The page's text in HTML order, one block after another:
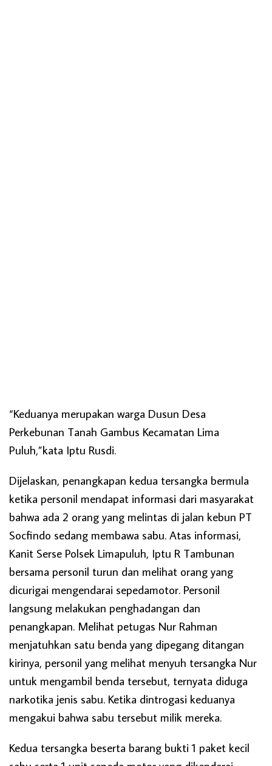
“Keduanya merupakan warga Dusun Desa
Perkebunan Tanah Gambus Kecamatan Lima
Puluh,”kata Iptu Rusdi.
Dijelaskan, penangkapan kedua tersangka bermula
ketika personil mendapat informasi dari masyarakat
bahwa ada 2 orang yang melintas di jalan kebun PT
Socfindo sedang membawa sabu. Atas informasi,
Kanit Serse Polsek Limapuluh, Iptu R Tambunan
bersama personil turun dan melihat orang yang
dicurigai mengendarai sepedamotor. Personil
langsung melakukan penghadangan dan
penangkapan. Melihat petugas Nur Rahman
menjatuhkan satu benda yang dipegang ditangan
kirinya, personil yang melihat menyuh tersangka Nur
untuk mengambil benda tersebut, ternyata diduga
narkotika jenis sabu. Ketika dintrogasi keduanya
mengakui bahwa sabu tersebut milik mereka.
Kedua tersangka beserta barang bukti 1 paket kecil